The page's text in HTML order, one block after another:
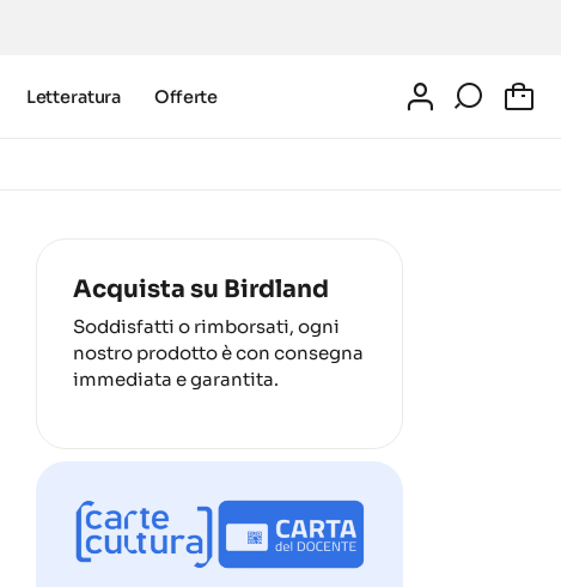
Letteratura Offerte
Acquista su Birdland
Soddisfatti o rimborsati, ogni
nostro prodotto è con consegna
immediata e garantita.